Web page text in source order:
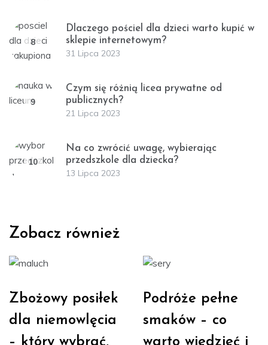
8
Dlaczego pościel dla dzieci warto kupić w
sklepie internetowym?
31 Lipca 2023
9
Czym się różnią licea prywatne od
publicznych?
21 Lipca 2023
10
Na co zwrócić uwagę, wybierając
przedszkole dla dziecka?
13 Lipca 2023
Zobacz również
Zbożowy posiłek
dla niemowlęcia
– który wybrać,
Podróże pełne
smaków – co
warto wiedzieć i